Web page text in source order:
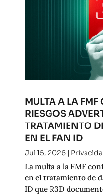
MULTA A LA
RIESGOS
TRATAMIENTO
EN EL FAN ID
Jul 15, 2026|
La multa a la FMF
en el tratamiento de
ID que R3D